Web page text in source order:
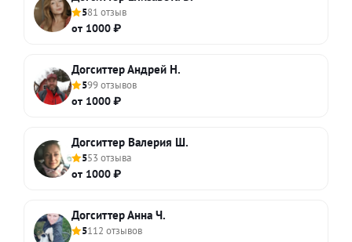
581 отзыв
от 1000 ₽
Догситтер Андрей Н.
599 отзывов
от 1000 ₽
Догситтер Валерия Ш.
553 отзыва
от 1000 ₽
Догситтер Анна Ч.
5112 отзывов